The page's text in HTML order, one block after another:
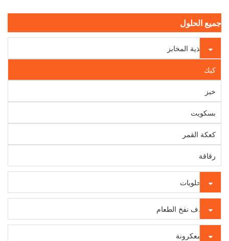
جميع الحلول
أغذية المخابز
كيك
خبز
بسكويت
كعكة القمر
رقاقة
الحلويات
قذف نفخ الطعام
المعكرونة